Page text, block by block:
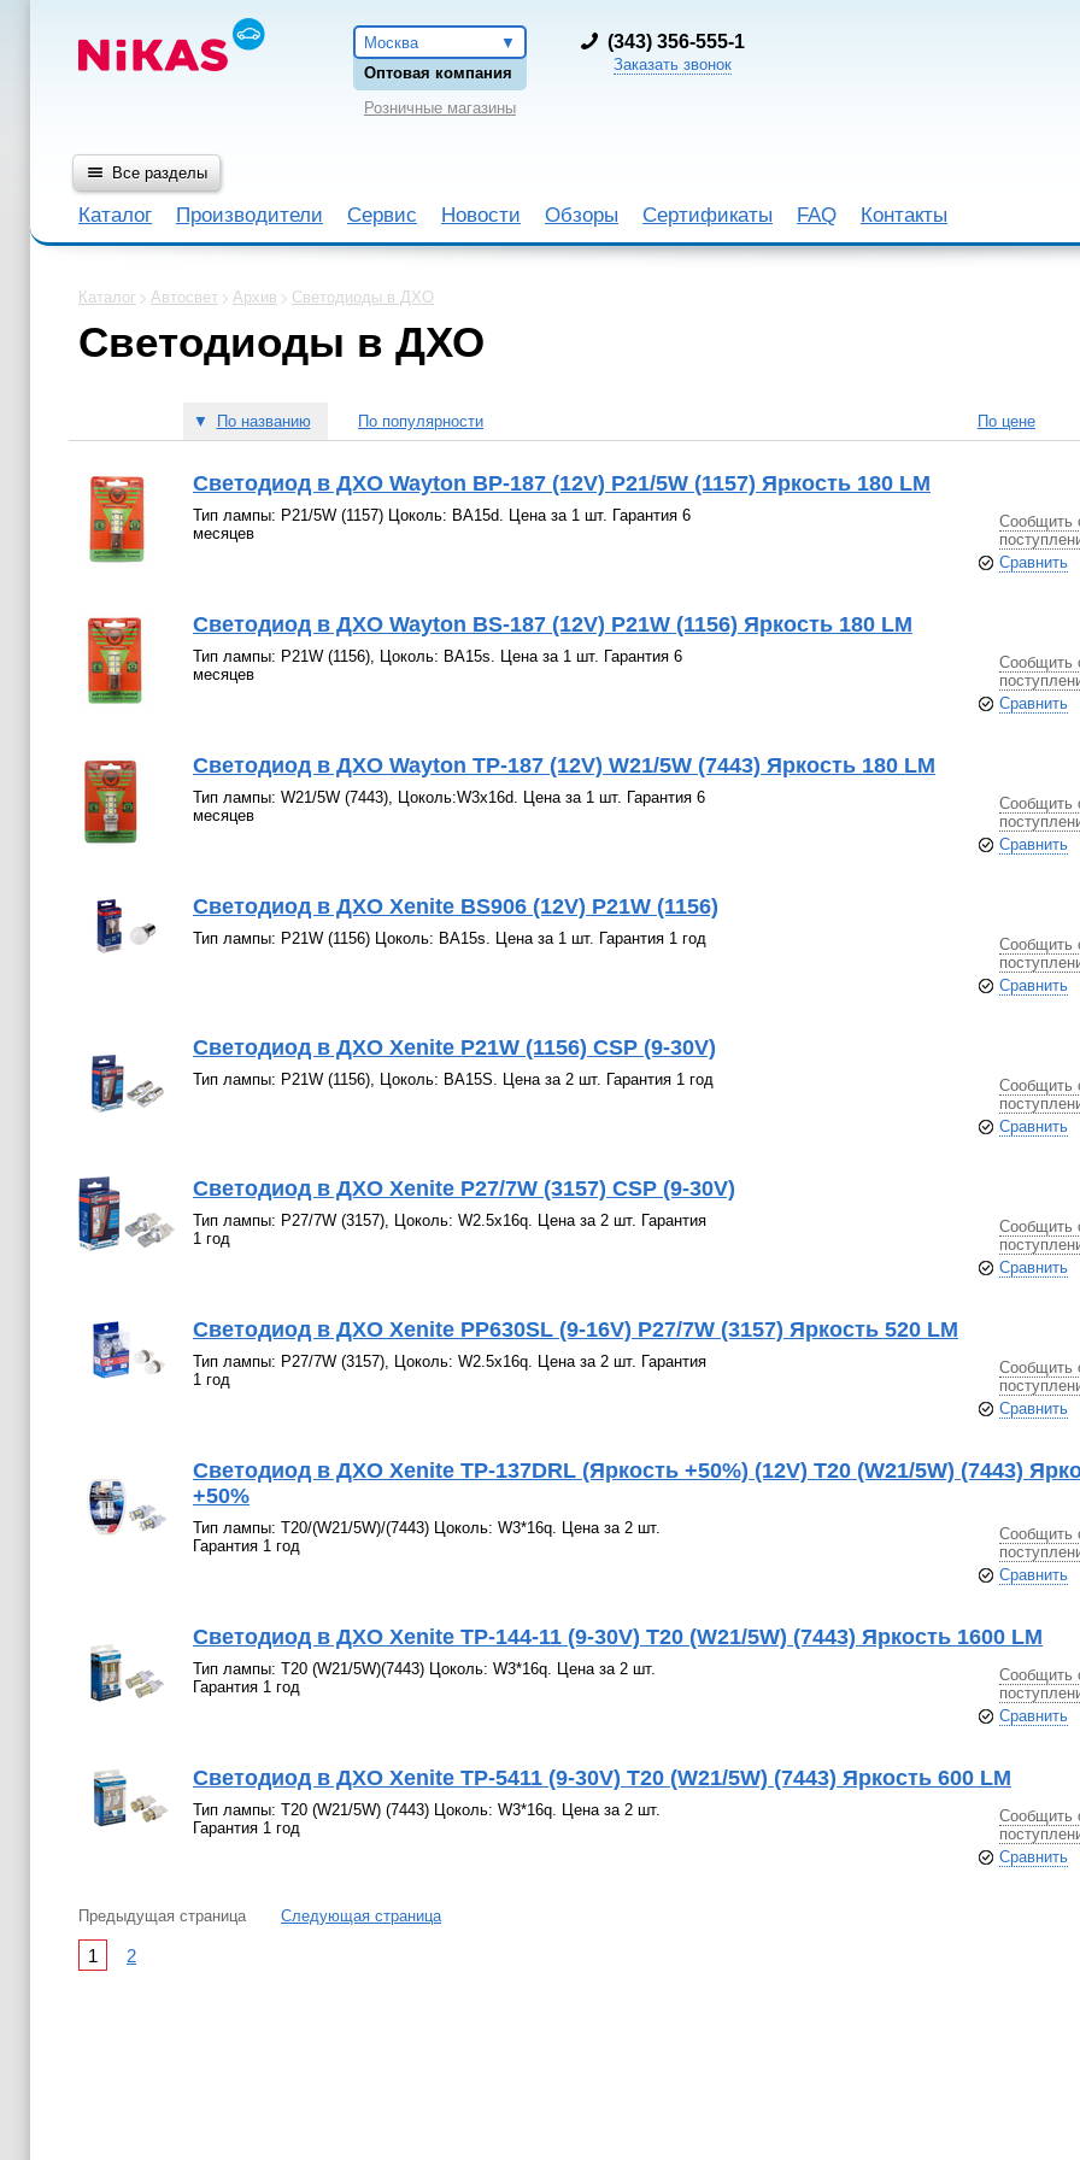
Москва
Оптовая компания
Розничные магазины
(343) 356-555-1
Заказать звонок
Все разделы
Каталог Производители Сервис Новости Обзоры Сертификаты FAQ Контакты
Каталог Автосвет Архив Светодиоды в ДХО
Светодиоды в ДХО
По цене
▼ По названию По популярности
Светодиод в ДХО Wayton BP-187 (12V) P21/5W (1157) Яркость 180 LM
Тип лампы: P21/5W (1157) Цоколь: BA15d. Цена за 1 шт. Гарантия 6
месяцев
Сообщить
Сравнить
Светодиод в ДХО Wayton BS-187 (12V) P21W (1156) Яркость 180 LM
Тип лампы: P21W (1156), Цоколь: BA15s. Цена за 1 шт. Гарантия 6
месяцев
Сообщить
Сравнить
Светодиод в ДХО Wayton TP-187 (12V) W21/5W (7443) Яркость 180 LM
Тип лампы: W21/5W (7443), Цоколь:W3x16d. Цена за 1 шт. Гарантия 6
месяцев
Сообщить
Сравнить
Светодиод в ДХО Xenite BS906 (12V) P21W (1156)
Тип лампы: P21W (1156) Цоколь: BA15s. Цена за 1 шт. Гарантия 1 год
Сообщить
Сравнить
Светодиод в ДХО Xenite P21W (1156) СSP (9-30V)
Тип лампы: P21W (1156), Цоколь: BA15S. Цена за 2 шт. Гарантия 1 год
Сообщить
Сравнить
Светодиод в ДХО Xenite P27/7W (3157) CSP (9-30V)
Тип лампы: P27/7W (3157), Цоколь: W2.5x16q. Цена за 2 шт. Гарантия
1 год
Сообщить
Сравнить
Светодиод в ДХО Xenite PP630SL (9-16V) P27/7W (3157) Яркость 520 LM
Тип лампы: P27/7W (3157), Цоколь: W2.5x16q. Цена за 2 шт. Гарантия
1 год
Сообщить
Сравнить
Светодиод в ДХО Xenite TP-137DRL (Яркость +50%) (12V) T20 (W21/5W) (7443)
+50%
Тип лампы: T20/(W21/5W)/(7443) Цоколь: W3*16q. Цена за 2 шт.
Гарантия 1 год
Сообщить
Сравнить
Светодиод в ДХО Xenite TP-144-11 (9-30V) T20 (W21/5W) (7443) Яркость 1600 LM
Тип лампы: T20 (W21/5W)(7443) Цоколь: W3*16q. Цена за 2 шт.
Гарантия 1 год
Сообщить
Сравнить
Светодиод в ДХО Xenite TP-5411 (9-30V) T20 (W21/5W) (7443) Яркость 600 LM
Тип лампы: T20 (W21/5W) (7443) Цоколь: W3*16q. Цена за 2 шт.
Гарантия 1 год
Сообщить
Сравнить
Предыдущая страница Следующая страница
1 2